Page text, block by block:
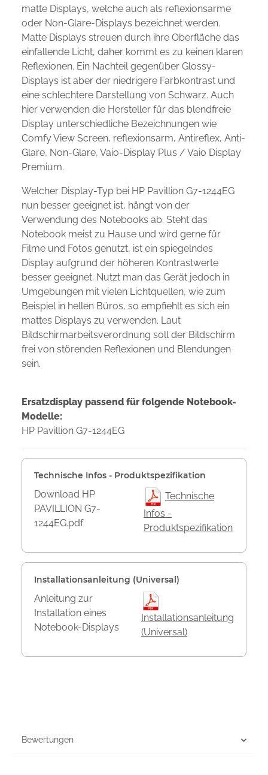
matte Displays, welche auch als reflexionsarme
oder Non-Glare-Displays bezeichnet werden.
Matte Displays streuen durch ihre Oberfläche das
einfallende Licht, daher kommt es zu keinen klaren
Reflexionen. Ein Nachteil gegenüber Glossy-
Displays ist aber der niedrigere Farbkontrast und
eine schlechtere Darstellung von Schwarz. Auch
hier verwenden die Hersteller für das blendfreie
Display unterschiedliche Bezeichnungen wie
Comfy View Screen, reflexionsarm, Antireflex, Anti-
Glare, Non-Glare, Vaio-Display Plus / Vaio Display
Premium.
Welcher Display-Typ bei HP Pavillion G7-1244EG
nun besser geeignet ist, hängt von der
Verwendung des Notebooks ab. Steht das
Notebook meist zu Hause und wird gerne für
Filme und Fotos genutzt, ist ein spiegelndes
Display aufgrund der höheren Kontrastwerte
besser geeignet. Nutzt man das Gerät jedoch in
Umgebungen mit vielen Lichtquellen, wie zum
Beispiel in hellen Büros, so empfiehlt es sich ein
mattes Displays zu verwenden. Laut
Bildschirmarbeitsverordnung soll der Bildschirm
frei von störenden Reflexionen und Blendungen
sein.
Ersatzdisplay passend für folgende Notebook-
Modelle:
HP Pavillion G7-1244EG
Technische Infos - Produktspezifikation
Download HP
PAVILLION G7-
1244EG.pdf
Technische
Infos -
Produktspezifikation
Installationsanleitung (Universal)
Anleitung zur
Installation eines
Notebook-Displays
Installationsanleitung
(Universal)
Bewertungen